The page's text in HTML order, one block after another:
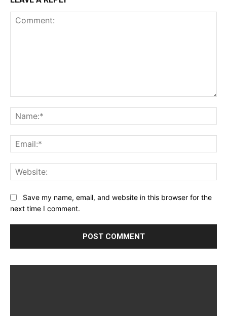
Save my name, email, and website in this browser for the
next time I comment.